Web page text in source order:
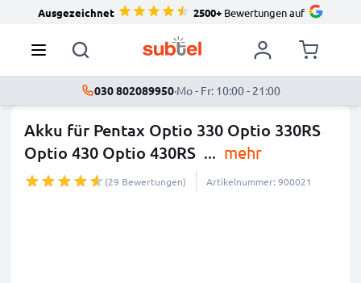
Ausgezeichnet 2500+Bewertungen auf
030 802089950·Mo - Fr: 10:00 - 21:00
Akku für Pentax Optio 330 Optio 330RS
Optio 430 Optio 430RS ... mehr
(29 Bewertungen) Artikelnummer: 900021